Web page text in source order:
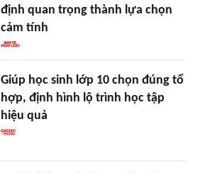
định quan trọng thành lựa chọn
cảm tính
Giúp học sinh lớp 10 chọn đúng tổ
hợp, định hình lộ trình học tập
hiệu quả